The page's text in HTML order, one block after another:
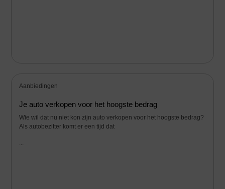
Aanbiedingen
Je auto verkopen voor het hoogste bedrag
Wie wil dat nu niet kon zijn auto verkopen voor het hoogste bedrag?
Als autobezitter komt er een tijd dat